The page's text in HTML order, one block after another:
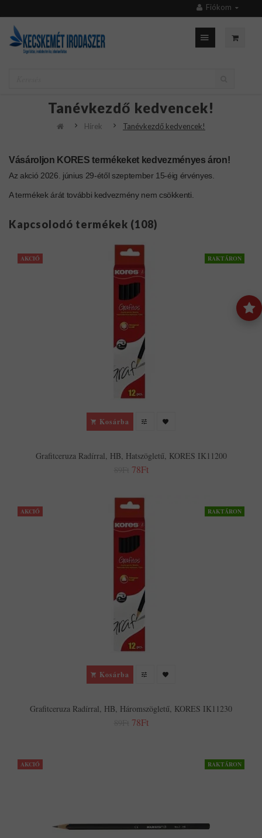
Fiókom
Tanévkezdő kedvencek!
Hírek Tanévkezdő kedvencek!
Vásároljon KORES termékeket kedvezményes áron!
Az akció 2026. június 29-étől szeptember 15-éig érvényes.
A termékek árát további kedvezmény nem csökkenti.
Kapcsolodó termékek (108)
AKCIÓ RAKTÁRON
Kosárba
Grafitceruza Radírral, HB, Hatszögletű, KORES IK11200
78Ft
AKCIÓ RAKTÁRON
Kosárba
Grafitceruza Radírral, HB, Háromszögletű, KORES IK11230
78Ft
AKCIÓ RAKTÁRON